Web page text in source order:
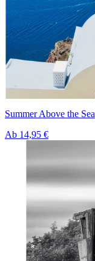
Summer Above the Sea
Ab 14,95 €